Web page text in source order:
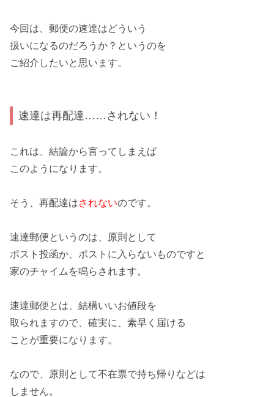
今回は、 郵便の速達はどういう
扱いになるのだろうか？ というのを
ご紹介したいと思います。
速達は再配達……されない！
これは、 結論から言ってしまえば
このようになります。
そう、再配達はされないのです。
速達郵便というのは、原則として
ポスト 投函か、ポストに 入らないものですと
家のチャイムを鳴らされます。
速達郵便とは、結構いいお値段を
取られますので、 確実に、 素早く 届ける
ことが重要になります。
なので、原則として不在票で持ち帰りなどは
しません。